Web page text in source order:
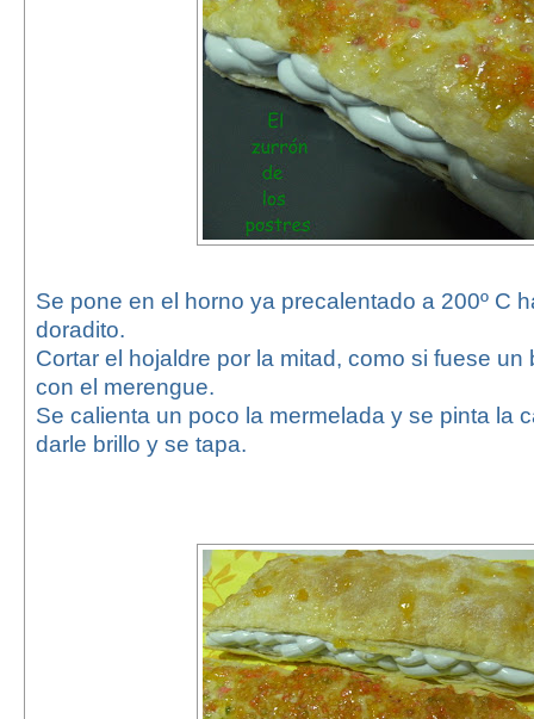
Se pone en el horno ya precalentado a 200º C
doradito.
Cortar el hojaldre por la mitad, como si fuese un
con el merengue.
Se calienta un poco la mermelada y se pinta la
darle brillo y se tapa.